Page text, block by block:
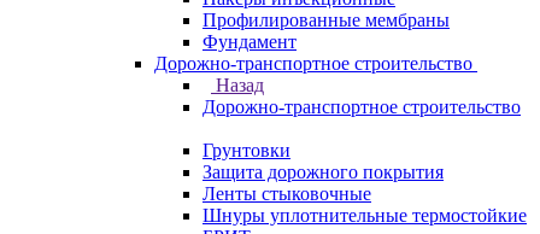
Профилированные мембраны
Фундамент
Дорожно-транспортное строительство
Назад
Дорожно-транспортное строительство
Грунтовки
Защита дорожного покрытия
Ленты стыковочные
Шнуры уплотнительные термостойкие